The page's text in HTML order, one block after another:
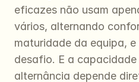
eficazes não usam
vários, alternando
maturidade da equipa,
desafio. E a
alternância depende